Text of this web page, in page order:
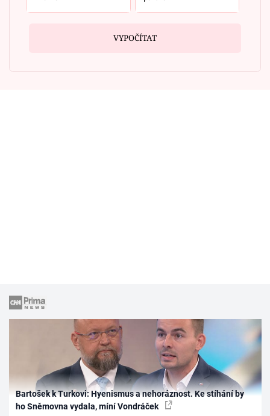
VYPOČÍTAT
Bartošek k Turkovi: Hyenismus a nehoráznost. Ke stíhání by
ho Sněmovna vydala, míní Vondráček